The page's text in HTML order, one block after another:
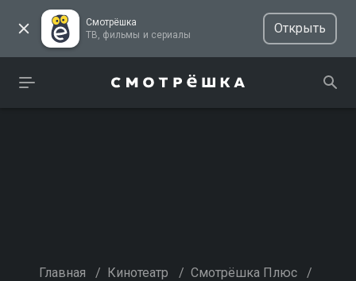
Смотрёшка
ТВ, фильмы и сериалы
Открыть
Главная / Кинотеатр / Смотрёшка Плюс /